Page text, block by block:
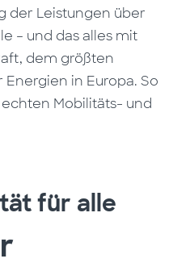
der Leistungen über
– und das alles mit
dem größten
in Europa. So
Mobilitäts- und
für alle